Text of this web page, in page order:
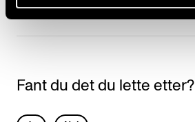
Fant du det du lette etter?